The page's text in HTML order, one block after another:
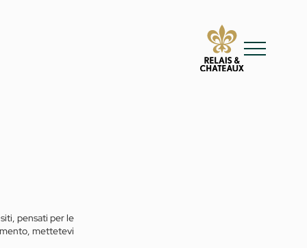
pensati per le
mettetevi